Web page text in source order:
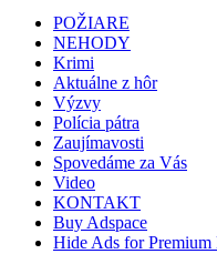
POŽIARE
NEHODY
Krimi
Aktuálne z hôr
Výzvy
Polícia pátra
Zaujímavosti
Spovedáme za Vás
Video
KONTAKT
Buy Adspace
Hide Ads for Premium